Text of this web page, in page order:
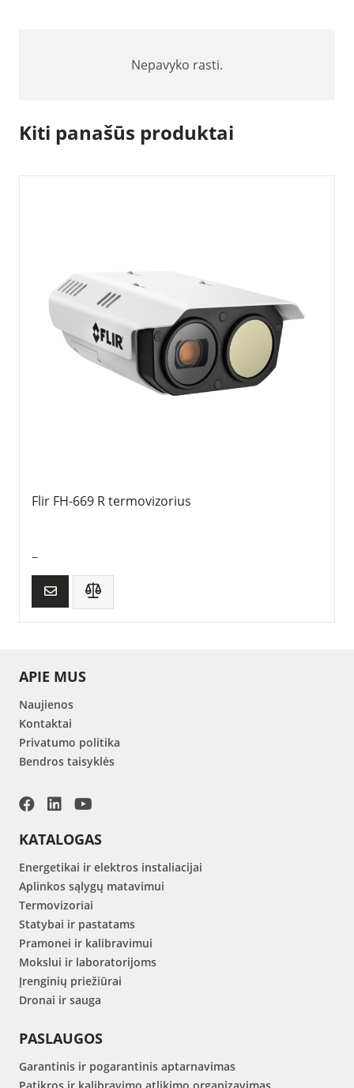
Nepavyko rasti.
Kiti panašūs produktai
Flir FH-669 R termovizorius
–
APIE MUS
Naujienos
Kontaktai
Privatumo politika
Bendros taisyklės
KATALOGAS
Energetikai ir elektros instaliacijai
Aplinkos sąlygų matavimui
Termovizoriai
Statybai ir pastatams
Pramonei ir kalibravimui
Mokslui ir laboratorijoms
Įrenginių priežiūrai
Dronai ir sauga
PASLAUGOS
Garantinis ir pogarantinis aptarnavimas